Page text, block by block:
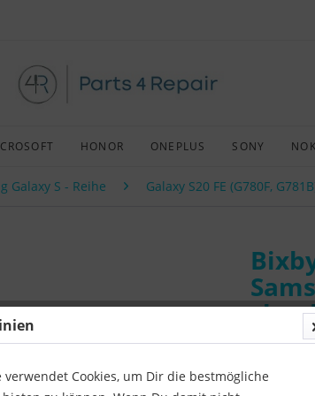
HONOR ONEPLUS SONY
Galaxy S - Reihe Galaxy S20 FE (G780F,
verwendet Cookies, um Dir die bestmögliche